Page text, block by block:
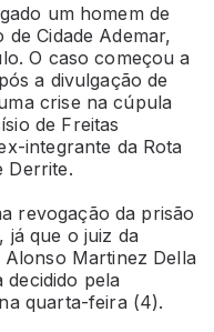
um homem de
Cidade Ademar,
O caso começou a
a divulgação de
crise na cúpula
de Freitas
integrante da Rota
Derrite.
revogação da prisão
já que o juiz da
Martinez Della
decidido pela
quarta-feira (4).